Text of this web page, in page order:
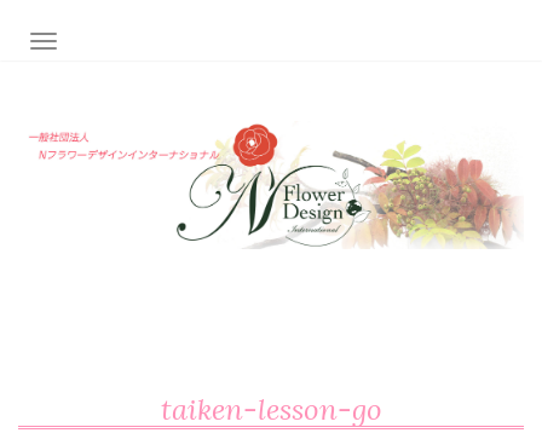
ナビゲーション切り替え
taiken-lesson-go